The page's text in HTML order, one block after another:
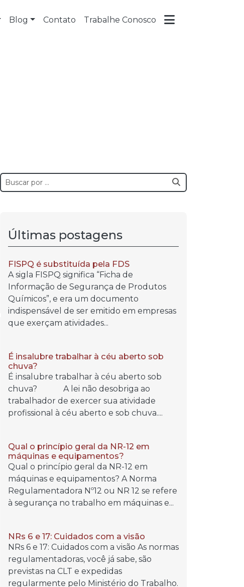
Blog Contato Trabalhe Conosco
Últimas postagens
FISPQ é substituída pela FDS
A sigla FISPQ significa “Ficha de
Informação de Segurança de Produtos
Químicos”, e era um documento
indispensável de ser emitido em empresas
que exerçam atividades...
É insalubre trabalhar à céu aberto sob
chuva?
É insalubre trabalhar à céu aberto sob
chuva? A lei não desobriga ao
trabalhador de exercer sua atividade
profissional à céu aberto e sob chuva....
Qual o princípio geral da NR-12 em
máquinas e equipamentos?
Qual o princípio geral da NR-12 em
máquinas e equipamentos? A Norma
Regulamentadora Nº12 ou NR 12 se refere
à segurança no trabalho em máquinas e...
NRs 6 e 17: Cuidados com a visão
NRs 6 e 17: Cuidados com a visão As normas
regulamentadoras, você já sabe, são
previstas na CLT e expedidas
regularmente pelo Ministério do Trabalho.